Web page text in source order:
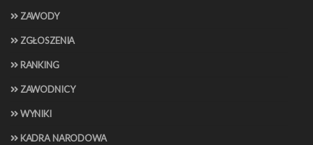
ZAWODY
ZGŁOSZENIA
RANKING
ZAWODNICY
WYNIKI
KADRA NARODOWA